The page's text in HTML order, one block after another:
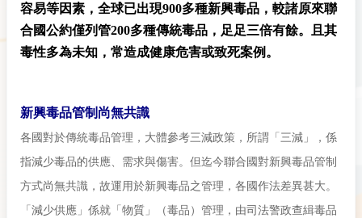
容易等因素，全球已出現900多種新興毒品，較諸原來聯
合國公約僅列管200多種傳統毒品，足足三倍有餘。且其
毒性多為未知，常造成健康危害或致死案例。
新興毒品管制尚無共識
各國對於傳統毒品管理，大體參考三減政策，所謂「三減」，係
指減少毒品的供應、需求與傷害。但迄今聯合國對新興毒品管制
方式尚無共識，故運用於新興毒品之管理，各國作法差異甚大。
「減少供應」係就「物質」（毒品）管理，由司法警政查緝毒品